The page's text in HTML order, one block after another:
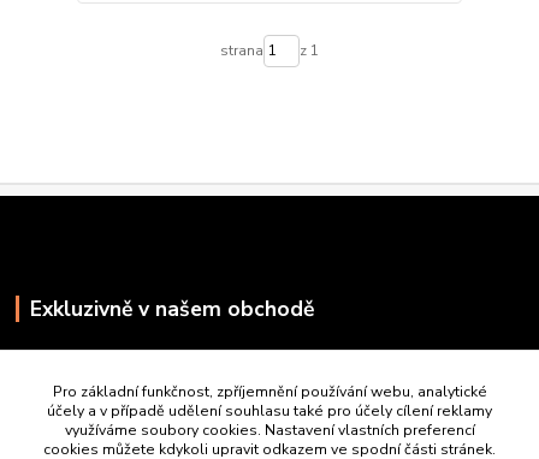
strana z 1
Exkluzivně v našem obchodě
Pro základní funkčnost, zpříjemnění používání webu, analytické
účely a v případě udělení souhlasu také pro účely cílení reklamy
využíváme soubory cookies. Nastavení vlastních preferencí
cookies můžete kdykoli upravit odkazem ve spodní části stránek.